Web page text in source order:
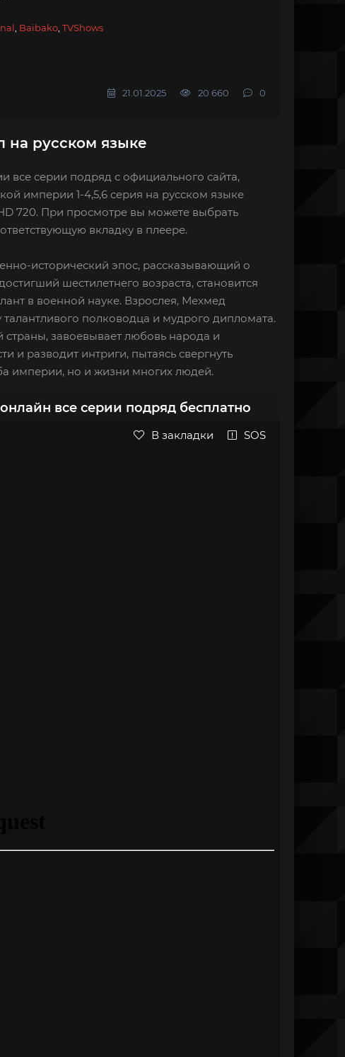
Baibako TVShows
21.01.2025 20 660 0
на русском языке
все серии подряд с официального сайта,
империи 1-4,5,6 серия на русском языке
720. При просмотре вы можете выбрать
вкладку в плеере.
исторический эпос, рассказывающий о
шестилетнего возраста, становится
в военной науке. Взрослея, Мехмед
полководца и мудрого дипломата.
завоевывает любовь народа и
и разводит интриги, пытаясь свергнуть
империи, но и жизни многих людей.
все серии подряд бесплатно
В закладки SOS